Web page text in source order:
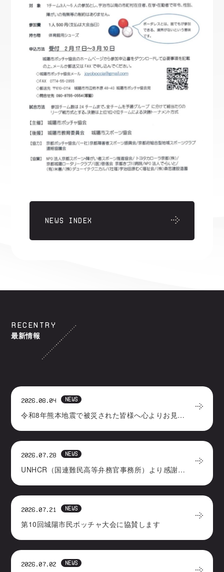
NEWS INDEX
RECENTRY
最新情報
2026.08.04 NEWS
令和8年熊本地震で被災された皆様へ心よりお見舞い申しあげます
2026.07.28 NEWS
UNHCR（国連難民高等弁務官事務所）より感謝状をいただきました
2026.07.21 NEWS
第10回城陽市民ボッチャ大会に協賛します
2026.07.02 NEWS